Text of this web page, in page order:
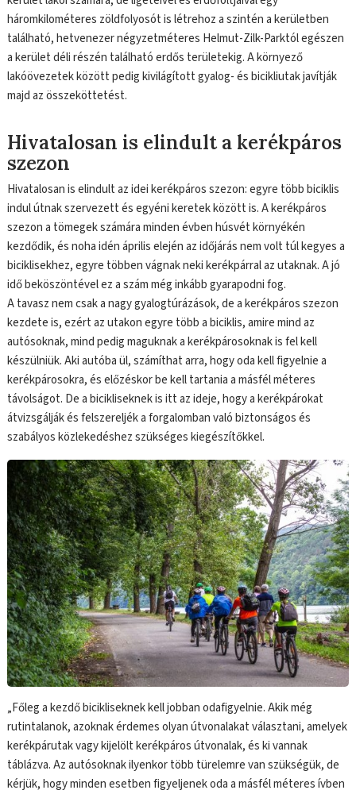
háromkilométeres zöldfolyosót is létrehoz a szintén a kerületben
található, hetvenezer négyzetméteres Helmut-Zilk-Parktól egészen
a kerület déli részén található erdős területekig. A környező
lakóövezetek között pedig kivilágított gyalog- és bicikliutak javítják
majd az összeköttetést.
Hivatalosan is elindult a kerékpáros
szezon
Hivatalosan is elindult az idei kerékpáros szezon: egyre több biciklis
indul útnak szervezett és egyéni keretek között is. A kerékpáros
szezon a tömegek számára minden évben húsvét környékén
kezdődik, és noha idén április elején az időjárás nem volt túl kegyes a
biciklisekhez, egyre többen vágnak neki kerékpárral az utaknak. A jó
idő beköszöntével ez a szám még inkább gyarapodni fog.
A tavasz nem csak a nagy gyalogtúrázások, de a kerékpáros szezon
kezdete is, ezért az utakon egyre több a biciklis, amire mind az
autósoknak, mind pedig maguknak a kerékpárosoknak is fel kell
készülniük. Aki autóba ül, számíthat arra, hogy oda kell figyelnie a
kerékpárosokra, és előzéskor be kell tartania a másfél méteres
távolságot. De a bicikliseknek is itt az ideje, hogy a kerékpárokat
átvizsgálják és felszereljék a forgalomban való biztonságos és
szabályos közlekedéshez szükséges kiegészítőkkel.
„Főleg a kezdő bicikliseknek kell jobban odafigyelnie. Akik még
rutintalanok, azoknak érdemes olyan útvonalakat választani, amelyek
kerékpárutak vagy kijelölt kerékpáros útvonalak, és ki vannak
táblázva. Az autósoknak ilyenkor több türelemre van szükségük, de
kérjük, hogy minden esetben figyeljenek oda a másfél méteres ívben